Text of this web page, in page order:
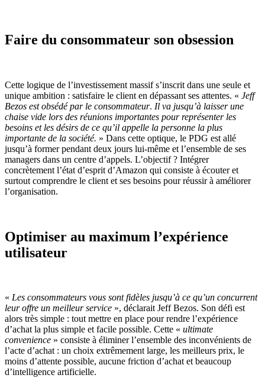
Faire du consommateur son obsession
Cette logique de l’investissement massif s’inscrit dans une seule et
unique ambition : satisfaire le client en dépassant ses attentes. « Jeff
Bezos est obsédé par le consommateur. Il va jusqu’à laisser une
chaise vide lors des réunions importantes pour représenter les
besoins et les désirs de ce qu’il appelle la personne la plus
importante de la société. » Dans cette optique, le PDG est allé
jusqu’à former pendant deux jours lui-même et l’ensemble de ses
managers dans un centre d’appels. L’objectif ? Intégrer
concrètement l’état d’esprit d’Amazon qui consiste à écouter et
surtout comprendre le client et ses besoins pour réussir à améliorer
l’organisation.
Optimiser au maximum l’expérience
utilisateur
« Les consommateurs vous sont fidèles jusqu’à ce qu’un concurrent
leur offre un meilleur service », déclarait Jeff Bezos. Son défi est
alors très simple : tout mettre en place pour rendre l’expérience
d’achat la plus simple et facile possible. Cette « ultimate
convenience » consiste à éliminer l’ensemble des inconvénients de
l’acte d’achat : un choix extrêmement large, les meilleurs prix, le
moins d’attente possible, aucune friction d’achat et beaucoup
d’intelligence artificielle.